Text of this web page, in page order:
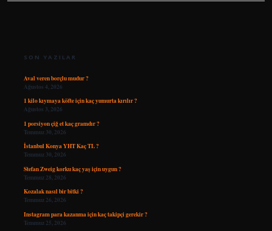
SON YAZILAR
Aval veren borçlu mudur ?
Ağustos 4, 2026
1 kilo kıymaya köfte için kaç yumurta kırılır ?
Ağustos 3, 2026
1 porsiyon çiğ et kaç gramdır ?
Temmuz 30, 2026
İstanbul Konya YHT Kaç TL ?
Temmuz 30, 2026
Stefan Zweig korku kaç yaş için uygun ?
Temmuz 28, 2026
Kozalak nasıl bir bitki ?
Temmuz 26, 2026
Instagram para kazanma için kaç takipçi gerekir ?
Temmuz 25, 2026